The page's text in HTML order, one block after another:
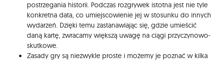
postrzegania historii. Podczas rozgrywek istotna jest nie tyle
konkretna data, co umiejscowienie jej w stosunku do innych
wydarzeń. Dzięki temu zastanawiając się, gdzie umieścić
daną kartę, zwracamy większą uwagę na ciągi przyczynowo-
skutkowe.
Zasady gry są niezwykle proste i możemy je poznać w kilka